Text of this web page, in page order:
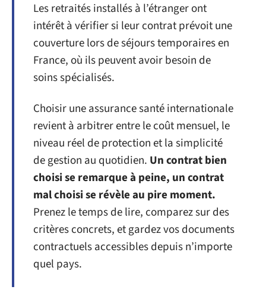
Les retraités installés à l’étranger ont
intérêt à vérifier si leur contrat prévoit une
couverture lors de séjours temporaires en
France, où ils peuvent avoir besoin de
soins spécialisés.
Choisir une assurance santé internationale
revient à arbitrer entre le coût mensuel, le
niveau réel de protection et la simplicité
de gestion au quotidien. Un contrat bien
choisi se remarque à peine, un contrat
mal choisi se révèle au pire moment.
Prenez le temps de lire, comparez sur des
critères concrets, et gardez vos documents
contractuels accessibles depuis n’importe
quel pays.